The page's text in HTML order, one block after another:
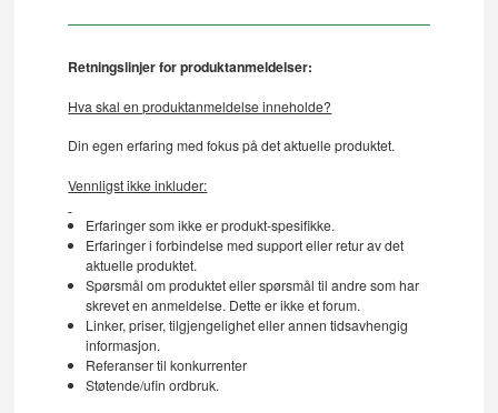
Retningslinjer for produktanmeldelser:
Hva skal en produktanmeldelse inneholde?
Din egen erfaring med fokus på det aktuelle produktet.
Vennligst ikke inkluder:
Erfaringer som ikke er produkt-spesifikke.
Erfaringer i forbindelse med support eller retur av det
aktuelle produktet.
Spørsmål om produktet eller spørsmål til andre som har
skrevet en anmeldelse. Dette er ikke et forum.
Linker, priser, tilgjengelighet eller annen tidsavhengig
informasjon.
Referanser til konkurrenter
Støtende/ufin ordbruk.